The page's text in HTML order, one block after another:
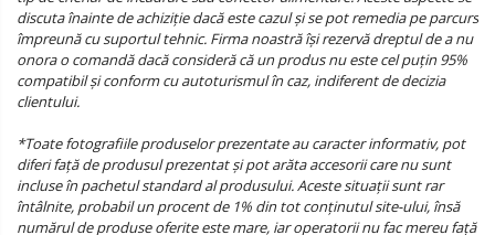
discuta înainte de achiziție dacă este cazul și se pot remedia pe parcurs
împreună cu suportul tehnic. Firma noastră își rezervă dreptul de a nu
onora o comandă dacă consideră că un produs nu este cel puțin 95%
compatibil și conform cu autoturismul în caz, indiferent de decizia
clientului.
*Toate fotografiile produselor prezentate au caracter informativ, pot
diferi față de produsul prezentat și pot arăta accesorii care nu sunt
incluse în pachetul standard al produsului. Aceste situații sunt rar
întâlnite, probabil un procent de 1% din tot conținutul site-ului, însă
numărul de produse oferite este mare, iar operatorii nu fac mereu față